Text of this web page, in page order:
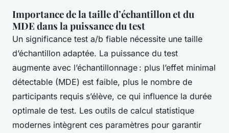
Importance de la taille d’échantillon et du
MDE dans la puissance du test
Un significance test a/b fiable nécessite une taille
d’échantillon adaptée. La puissance du test
augmente avec l’échantillonnage : plus l’effet minimal
détectable (MDE) est faible, plus le nombre de
participants requis s’élève, ce qui influence la durée
optimale de test. Les outils de calcul statistique
modernes intègrent ces paramètres pour garantir